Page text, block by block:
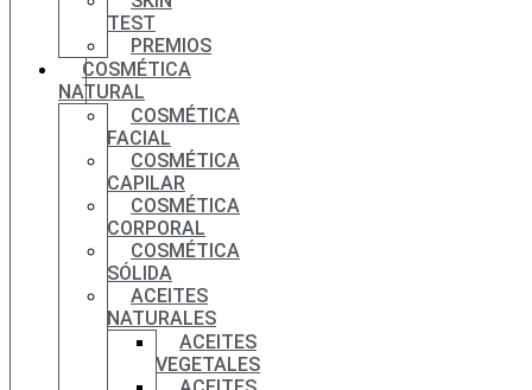
TEST
PREMIOS
COSMÉTICA
NATURAL
COSMÉTICA
FACIAL
COSMÉTICA
CAPILAR
COSMÉTICA
CORPORAL
COSMÉTICA
SÓLIDA
ACEITES
NATURALES
ACEITES
VEGETALES